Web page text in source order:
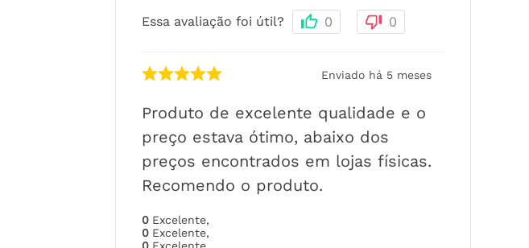
Essa avaliação foi útil? 0 0
Enviado há 5 meses
Produto de excelente qualidade e o
preço estava ótimo, abaixo dos
preços encontrados em lojas físicas.
Recomendo o produto.
0 Excelente,
0 Excelente,